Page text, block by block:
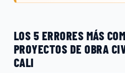
LOS 5 ERRORES MÁS
PROYECTOS DE OBRA
CALI